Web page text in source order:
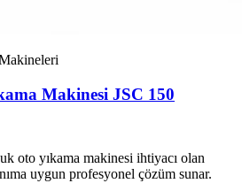
Makinesi JSC 150
oto yıkama makinesi ihtiyacı olan
uygun profesyonel çözüm sunar.